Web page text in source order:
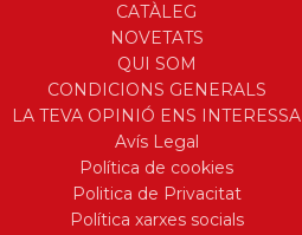
CATÀLEG
NOVETATS
QUI SOM
CONDICIONS GENERALS
LA TEVA OPINIÓ ENS INTERESSA
Avís Legal
Política de cookies
Politica de Privacitat
Política xarxes socials